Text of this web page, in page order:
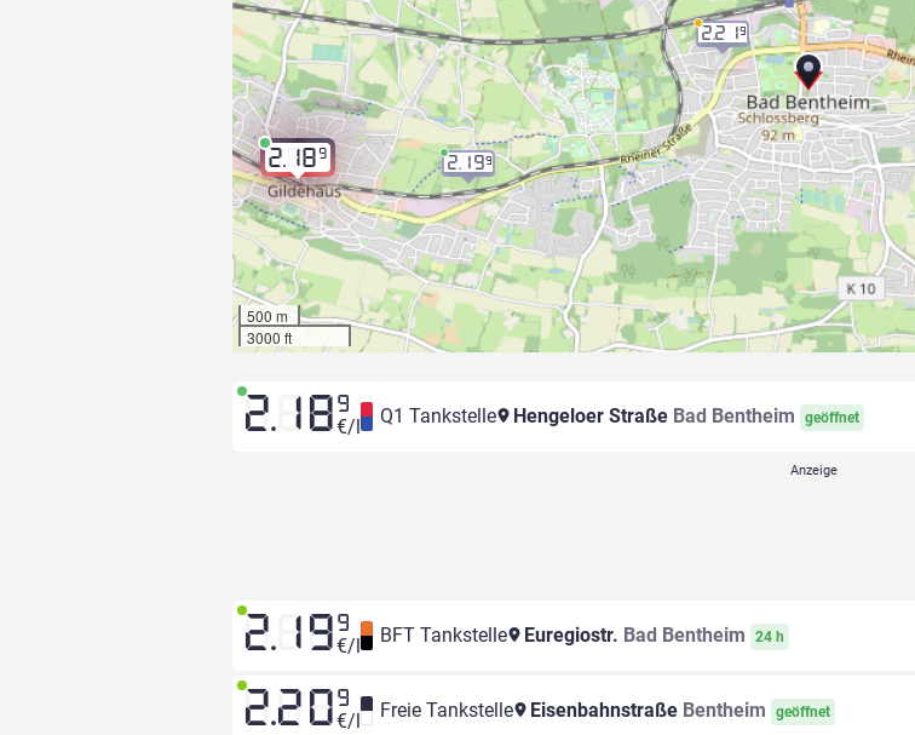
2.189
2.199
2.219
500 m
3000 ft
2.18 9
€/l Q1 Tankstelle Hengeloer Straße Bad Bentheim geöffnet
2.19 9
€/l BFT Tankstelle Euregiostr. Bad Bentheim 24 h
2.20 9
€/l Freie Tankstelle Eisenbahnstraße Bentheim geöffnet